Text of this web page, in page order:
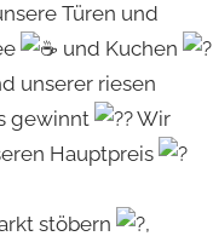
Türen und
und Kuchen
unserer riesen
gewinnt
Wir
Hauptpreis
stöbern
,